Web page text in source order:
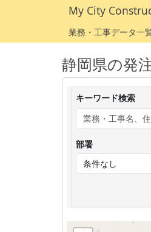
My City
業務・工事データ一
静岡県の発
キーワード検索
部署